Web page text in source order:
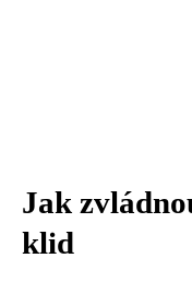
Jak
klid